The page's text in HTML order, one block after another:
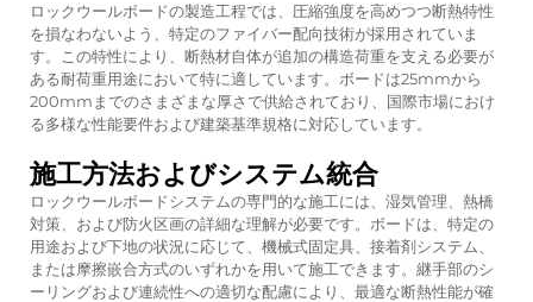
ロックウールボードの製造工程では、圧縮強度を高めつつ断熱特性
を損なわないよう、特定のファイバー配向技術が採用されていま
す。この特性により、断熱材自体が追加の構造荷重を支える必要が
ある耐荷重用途において特に適しています。ボードは25mmから
200mmまでのさまざまな厚さで供給されており、国際市場におけ
る多様な性能要件および建築基準規格に対応しています。
施工方法およびシステム統合
ロックウールボードシステムの専門的な施工には、湿気管理、熱橋
対策、および防火区画の詳細な理解が必要です。ボードは、特定の
用途および下地の状況に応じて、機械式固定具、接着剤システム、
または摩擦嵌合方式のいずれかを用いて施工できます。継手部のシ
ーリングおよび連続性への適切な配慮により、最適な断熱性能が確